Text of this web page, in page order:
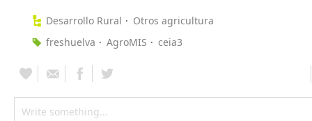
Desarrollo Rural
Otros agricultura
freshuelva
AgroMIS ceia3